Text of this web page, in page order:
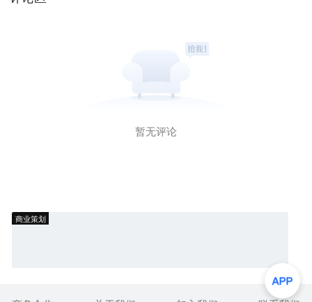
暂无评论
商业策划